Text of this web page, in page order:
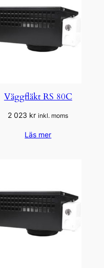
Väggfläkt RS 80C
2 023 kr inkl. moms
Läs mer